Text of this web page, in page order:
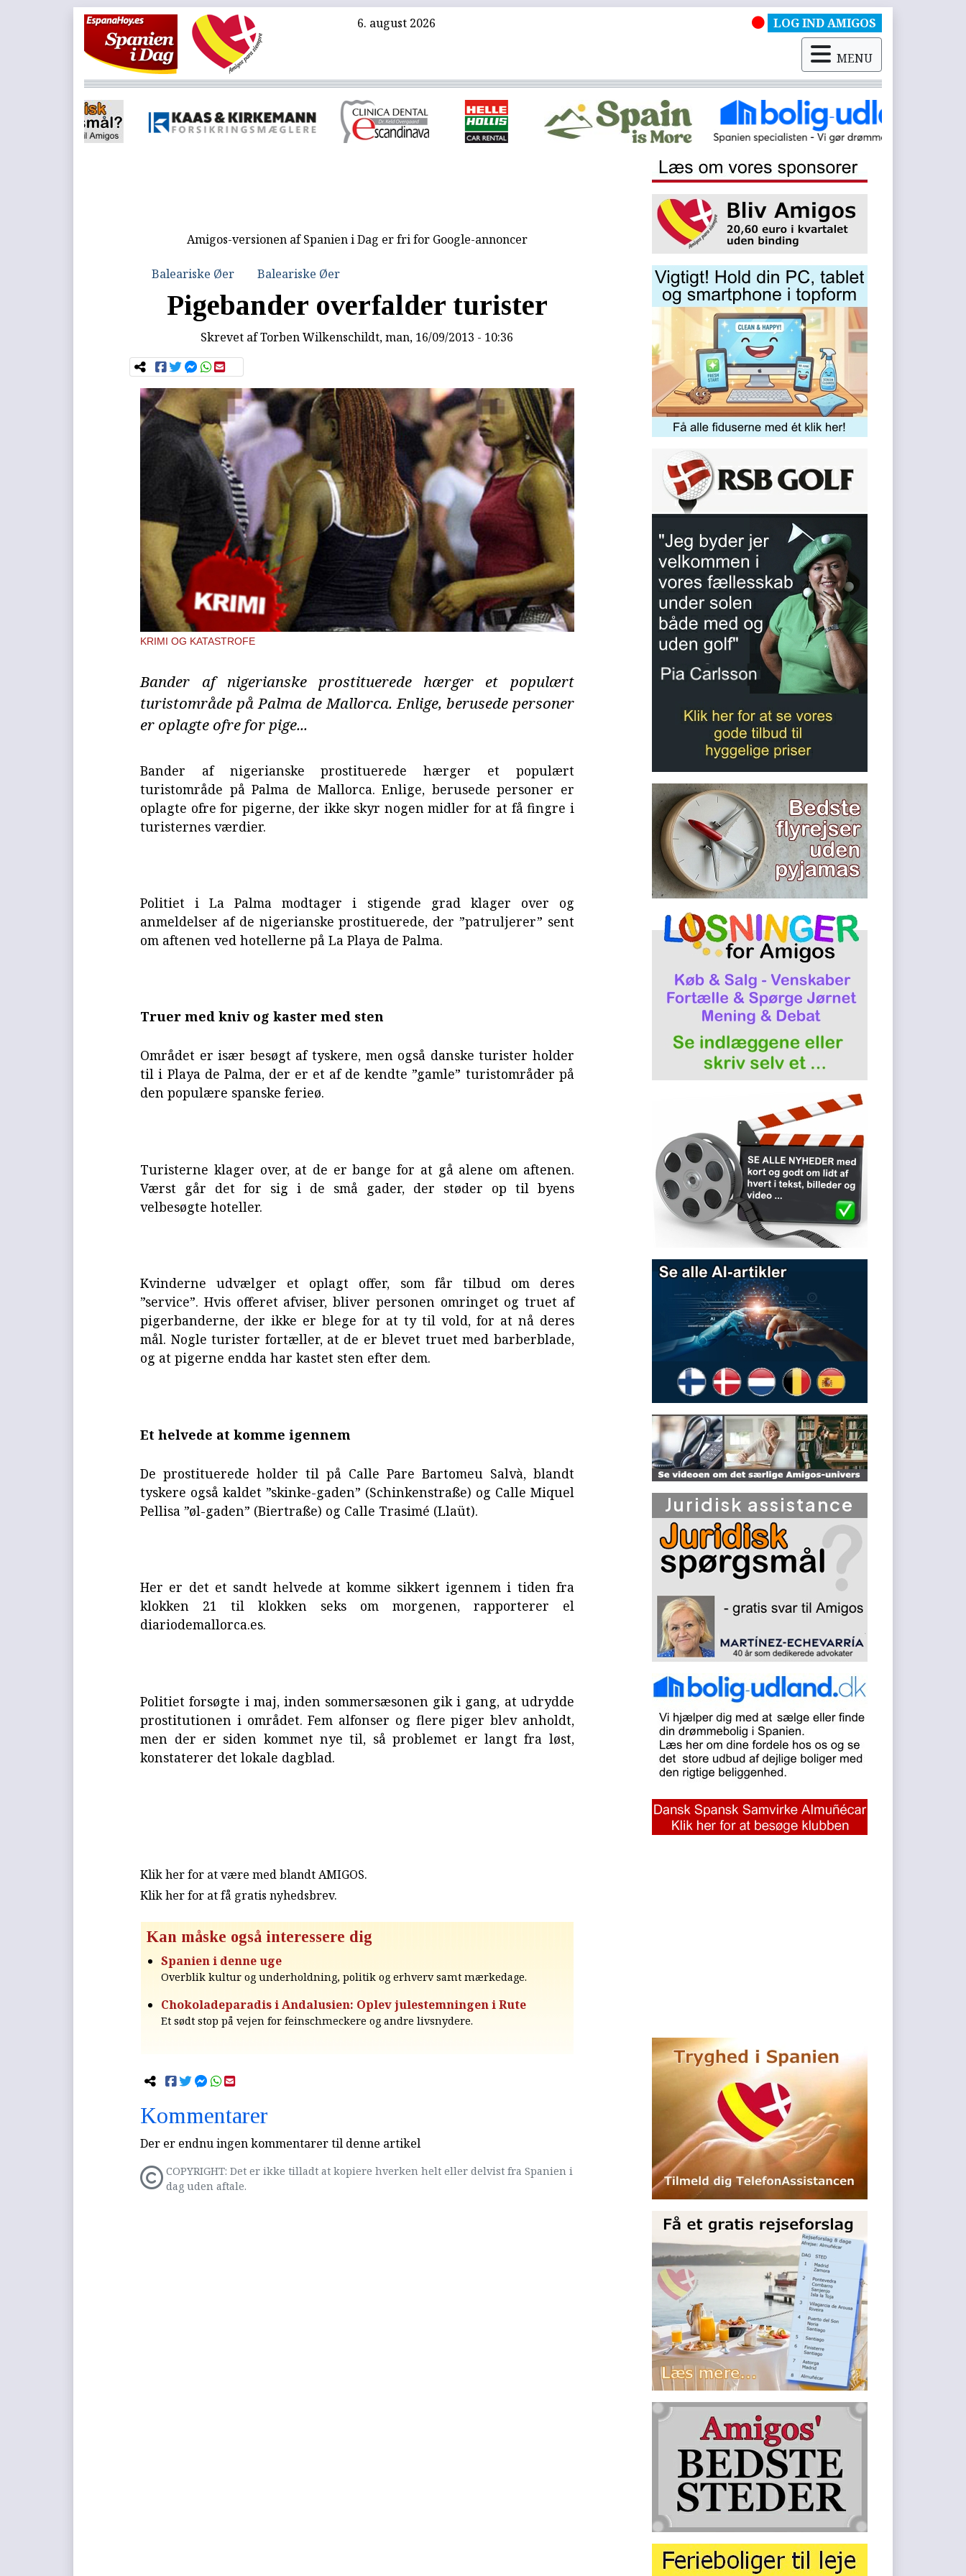
6. august 2026 LOG IND AMIGOS
MENU
Amigos-versionen af Spanien i Dag er fri for Google-annoncer
Baleariske Øer Baleariske Øer
Pigebander overfalder turister
Skrevet afTorben Wilkenschildt, man, 16/09/2013 - 10:36
KRIMI OG KATASTROFE
Bander af nigerianske prostituerede hærger et populært
turistområde på Palma de Mallorca. Enlige, berusede personer
er oplagte ofre for pige...
Bander af nigerianske prostituerede hærger et populært
turistområde på Palma de Mallorca. Enlige, berusede personer er
oplagte ofre for pigerne, der ikke skyr nogen midler for at få fingre i
turisternes værdier.
Politiet i La Palma modtager i stigende grad klager over og
anmeldelser af de nigerianske prostituerede, der ”patruljerer” sent
om aftenen ved hotellerne på La Playa de Palma.
Truer med kniv og kaster med sten
Området er især besøgt af tyskere, men også danske turister holder
til i Playa de Palma, der er et af de kendte ”gamle” turistområder på
den populære spanske ferieø.
Turisterne klager over, at de er bange for at gå alene om aftenen.
Værst går det for sig i de små gader, der støder op til byens
velbesøgte hoteller.
Kvinderne udvælger et oplagt offer, som får tilbud om deres
”service”. Hvis offeret afviser, bliver personen omringet og truet af
pigerbanderne, der ikke er blege for at ty til vold, for at nå deres
mål. Nogle turister fortæller, at de er blevet truet med barberblade,
og at pigerne endda har kastet sten efter dem.
Et helvede at komme igennem
De prostituerede holder til på Calle Pare Bartomeu Salvà, blandt
tyskere også kaldet ”skinke-gaden” (Schinkenstraße) og Calle Miquel
Pellisa ”øl-gaden” (Biertraße) og Calle Trasimé (Llaüt).
Her er det et sandt helvede at komme sikkert igennem i tiden fra
klokken 21 til klokken seks om morgenen, rapporterer el
diariodemallorca.es.
Politiet forsøgte i maj, inden sommersæsonen gik i gang, at udrydde
prostitutionen i området. Fem alfonser og flere piger blev anholdt,
men der er siden kommet nye til, så problemet er langt fra løst,
konstaterer det lokale dagblad.
Klik her for at være med blandt AMIGOS.
Klik her for at få gratis nyhedsbrev.
Kan måske også interessere dig
Spanien i denne uge
Overblik kultur og underholdning, politik og erhverv samt mærkedage.
Chokoladeparadis i Andalusien: Oplev julestemningen i Rute
Et sødt stop på vejen for feinschmeckere og andre livsnydere.
Kommentarer
Der er endnu ingen kommentarer til denne artikel
COPYRIGHT: Det er ikke tilladt at kopiere hverken helt eller delvist fra Spanien i
dag uden aftale.